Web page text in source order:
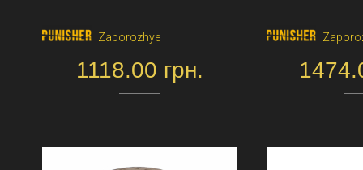
Zaporozhye
1118.00 грн.